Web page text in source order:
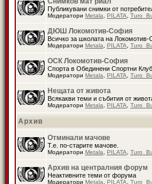
Публикувани снимки от
Модератори Metala PILATA
ДЮШ Локомотив-София
Всичко за школата на
Модератори Metala PILATA
ОСК Локомотив-София
Спорта в Обединени Спортни
Модератори Metala PILATA
Нещата от живота
Всякакви теми и събития от
Модератори Metala PILATA
Архив
Отминали мачове
Т.е. по-старите мачове.
Модератори Metala PILATA
Архив на централния форум
Неактивните теми от форума
Модератори Metala PILATA